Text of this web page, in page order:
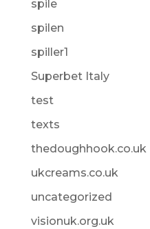
spile
spilen
spiller1
Superbet Italy
test
texts
thedoughhook.co.uk
ukcreams.co.uk
uncategorized
visionuk.org.uk